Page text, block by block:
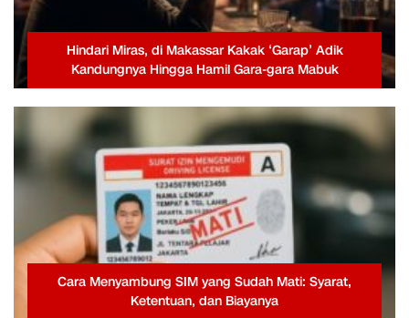
Hindari Miras, di Makassar Kakak ‘Garap’ Adik
Kandungnya Hingga Hamil Gara-gara Mabuk
Cara Menyambung SIM yang Sudah Mati: Syarat,
Ketentuan, dan Biayanya